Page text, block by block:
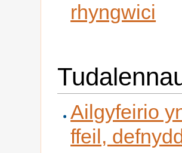
rhyngwici
Ailgyfeirio
ffeil,